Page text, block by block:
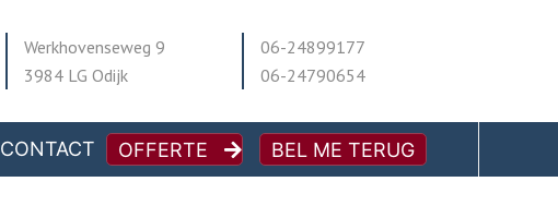
Werkhovenseweg 9
3984 LG Odijk
06-24899177
06-24790654
CONTACT OFFERTE BEL ME TERUG